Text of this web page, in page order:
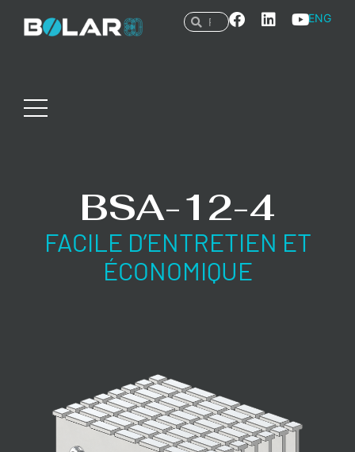
ENG
BSA-12-4
FACILE D’ENTRETIEN ET
ÉCONOMIQUE